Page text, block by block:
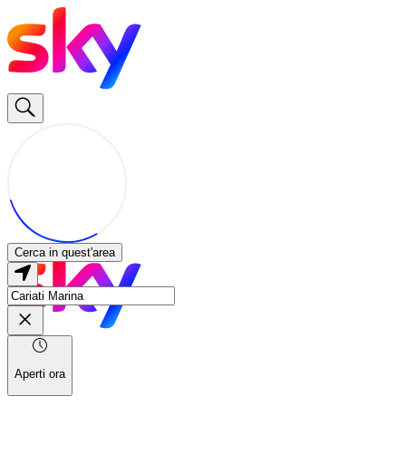
Cerca in quest'area
Aperti ora